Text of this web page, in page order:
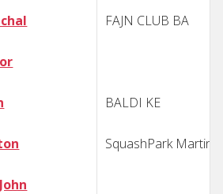
FAJN CLUB BA
BALDI KE
SquashPark Martin